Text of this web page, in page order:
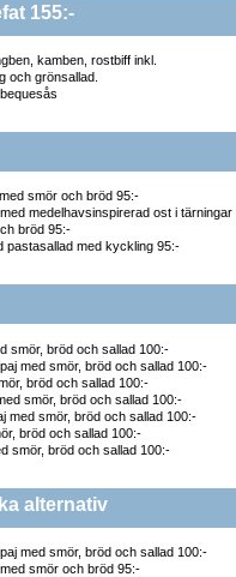
155:-
kamben, rostbiff inkl.
och grönsallad.
smör och bröd 95:-
medelhavsinspirerad ost i tärningar
bröd 95:-
pastasallad med kyckling 95:-
smör, bröd och sallad 100:-
med smör, bröd och sallad 100:-
bröd och sallad 100:-
smör, bröd och sallad 100:-
med smör, bröd och sallad 100:-
bröd och sallad 100:-
smör, bröd och sallad 100:-
alternativ
med smör, bröd och sallad 100:-
smör och bröd 95:-